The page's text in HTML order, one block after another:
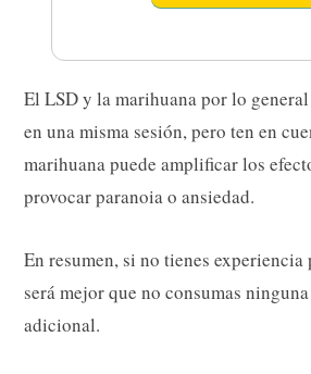
El LSD y la marihuana por lo
en una misma sesión, pero ten en
marihuana puede amplificar los
provocar paranoia o ansiedad.
En resumen, si no tienes
será mejor que no consumas
adicional.